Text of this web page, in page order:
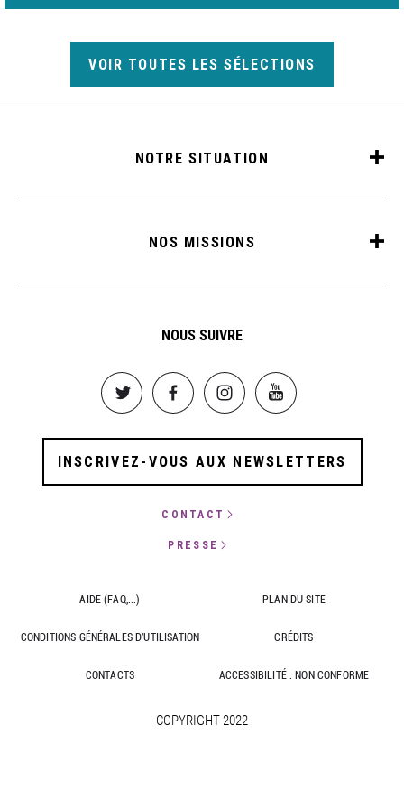
VOIR TOUTES LES SÉLECTIONS
NOTRE SITUATION
NOS MISSIONS
NOUS SUIVRE
Image Image Image Image
INSCRIVEZ-VOUS AUX NEWSLETTERS
CONTACT
PRESSE
AIDE (FAQ,...) PLAN DU SITE
CONDITIONS GÉNÉRALES D'UTILISATION CRÉDITS
CONTACTS ACCESSIBILITÉ : NON CONFORME
COPYRIGHT 2022